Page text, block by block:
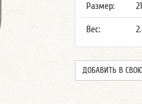
Размер:
Вес:
ДОБАВИТЬ В